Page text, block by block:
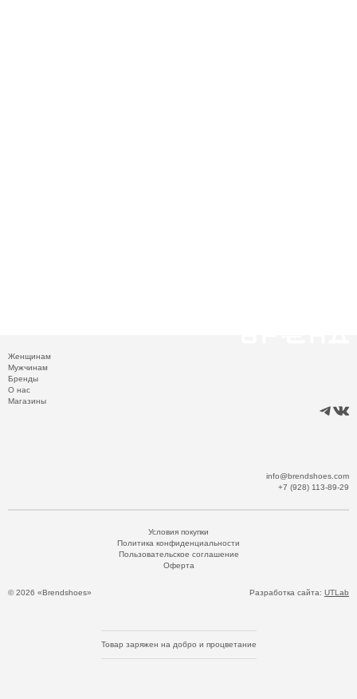
Женщинам
Мужчинам
Бренды
О нас
Магазины
info@brendshoes.com
+7 (928) 113-89-29
© 2026 «Brendshoes»
Условия покупки
Политика конфиденциальности
Пользовательское соглашение
Оферта
Разработка сайта: UTLab
Товар заряжен на добро и процветание